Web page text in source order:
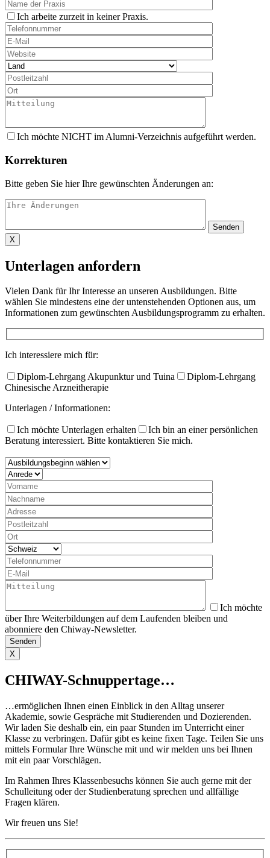
Ich arbeite zurzeit in keiner Praxis.
Ich möchte NICHT im Alumni-Verzeichnis aufgeführt werden.
Korrekturen
Bitte geben Sie hier Ihre gewünschten Änderungen an:
X
Unterlagen anfordern
Vielen Dank für Ihr Interesse an unseren Ausbildungen. Bitte
wählen Sie mindestens eine der untenstehenden Optionen aus, um
Informationen zum gewünschten Ausbildungsprogramm zu erhalten.​
Ich interessiere mich für:
Diplom-Lehrgang Akupunktur und Tuina
Diplom-Lehrgang
Chinesische Arzneitherapie
Unterlagen / Informationen:
Ich möchte Unterlagen erhalten
Ich bin an einer persönlichen
Beratung interessiert. Bitte kontaktieren Sie mich.
Ich möchte
über Ihre Weiterbildungen auf dem Laufenden bleiben und
abonniere den Chiway-Newsletter.
X
CHIWAY-Schnuppertage…
…ermöglichen Ihnen einen Einblick in den Alltag unserer
Akademie, sowie Gespräche mit Studierenden und Dozierenden.
Wir laden Sie deshalb ein, ein paar Stunden im Unterricht einer
Klasse zu verbringen. Dafür gibt es keine fixen Tage. Teilen Sie uns
mittels Formular Ihre Wünsche mit und wir melden uns bei Ihnen
mit ein paar Vorschlägen. ​
Im Rahmen Ihres Klassenbesuchs können Sie auch gerne mit der
Schulleitung oder der Studienberatung sprechen und allfällige
Fragen klären.
Wir freuen uns Sie!